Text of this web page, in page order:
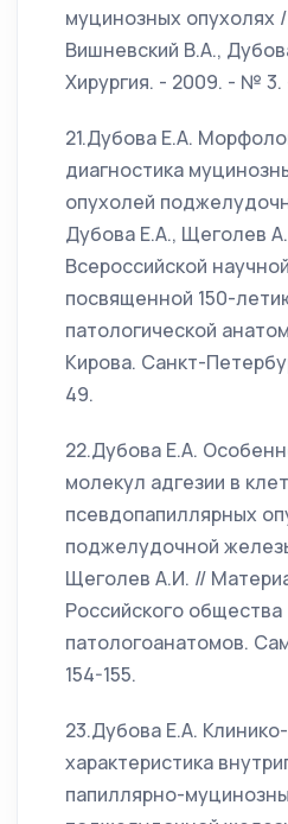
муцинозных опухолях
Вишневский В.А.,
Хирургия. - 2009. - №
21.Дубова Е.А.
диагностика
опухолей
Дубова Е.А., Щеголев
Всероссийской
посвященной 150-
патологической
Кирова. Санкт-
49.
22.Дубова Е.А.
молекул адгезии в
псевдопапиллярных
поджелудочной
Щеголев А.И. //
Российского общества
патологоанатомов.
154-155.
23.Дубова Е.А.
характеристика
папиллярно-